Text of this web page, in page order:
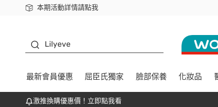
本期活動詳情請點我
下載app最高回饋$350
Lilyeve
最新會員優惠 屈臣氏獨家 臉部保養 化妝品
激推換購優惠價！立即點我看